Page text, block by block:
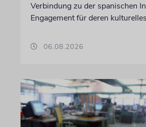
Verbindung zu der spanischen
Engagement für deren
06.08.2026